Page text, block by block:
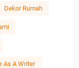
Dekor Rumah
As A Writer